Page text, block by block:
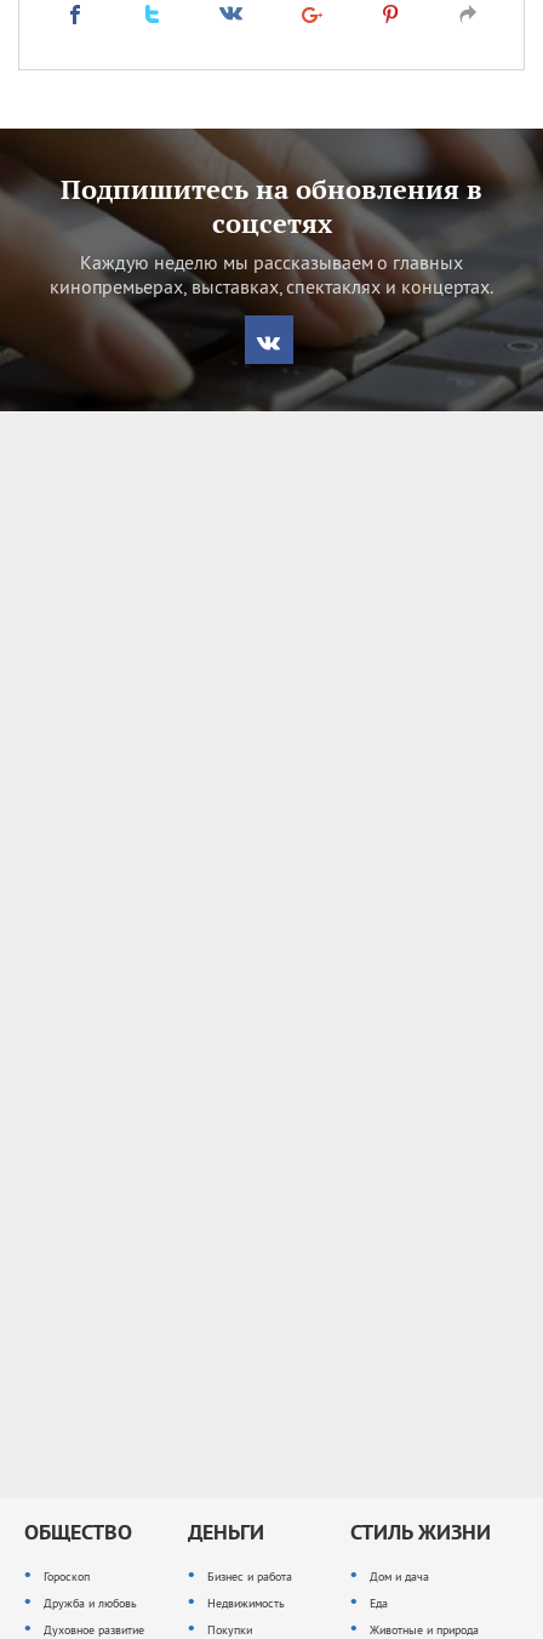
Подпишитесь на обновления в
соцсетях
Каждую неделю мы рассказываем о главных
кинопремьерах, выставках, спектаклях и концертах.
ОБЩЕСТВО
Гороскоп
Дружба и любовь
Духовное развитие
ДЕНЬГИ
Бизнес и работа
Недвижимость
Покупки
СТИЛЬ ЖИЗНИ
Дом и дача
Еда
Животные и природа